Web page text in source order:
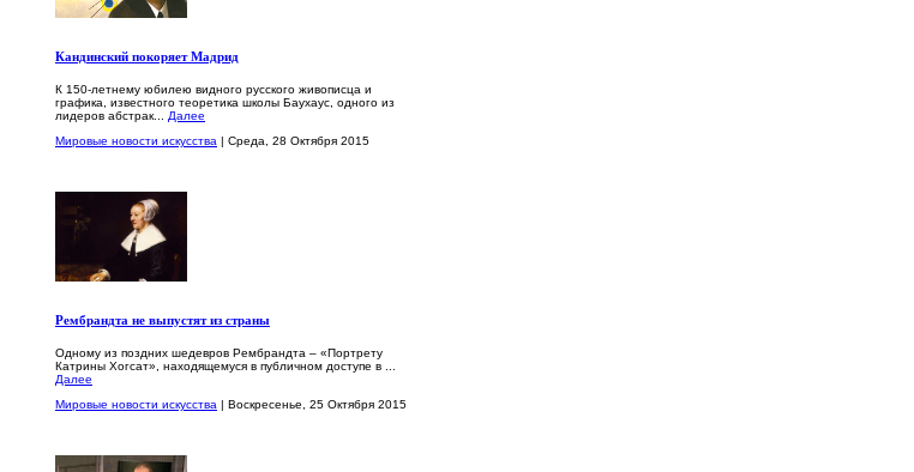
Кандинский покоряет Мадрид
К 150-летнему юбилею видного русского живописца и
графика, известного теоретика школы Баухаус, одного из
лидеров абстрак... Далее
Мировые новости искусства | Среда, 28 Октября 2015
Рембрандта не выпустят из страны
Одному из поздних шедевров Рембрандта – «Портрету
Катрины Хогсат», находящемуся в публичном доступе в ...
Далее
Мировые новости искусства | Воскресенье, 25 Октября 2015